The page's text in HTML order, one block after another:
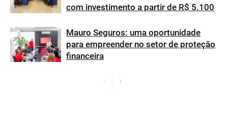
com investimento a partir de R$ 5.100
Mauro Seguros: uma oportunidade
para empreender no setor de proteção
financeira